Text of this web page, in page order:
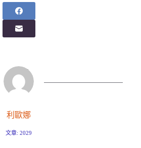
利歐娜
文章: 2029